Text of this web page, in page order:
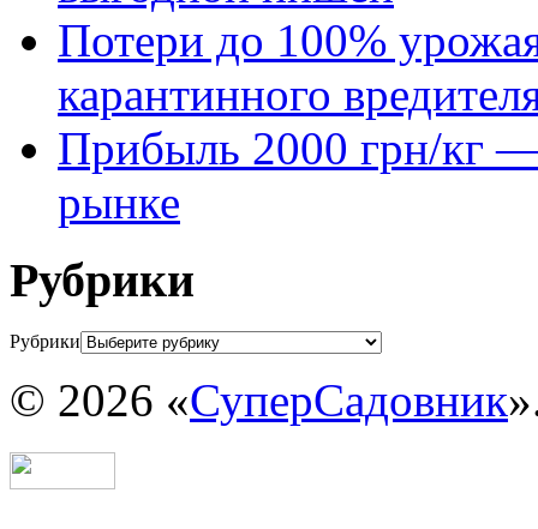
Потери до 100%
карантинного
Прибыль 2000 грн/кг —
рынке
Рубрики
Рубрики
© 2026 «СуперСадовник